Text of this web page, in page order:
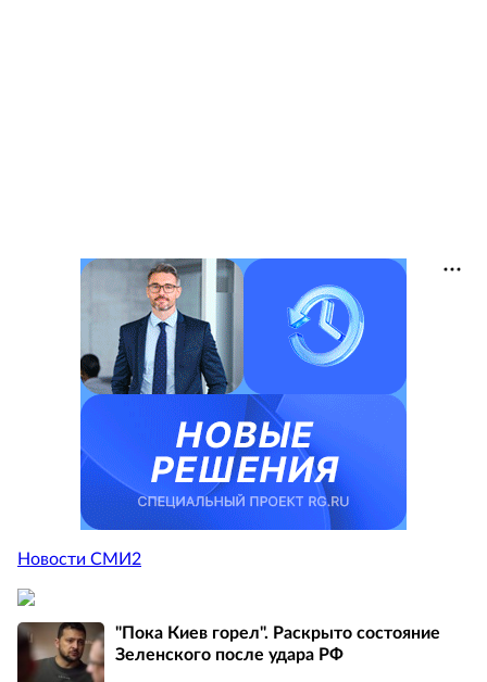
Новости СМИ2
"Пока Киев горел". Раскрыто состояние
Зеленского после удара РФ